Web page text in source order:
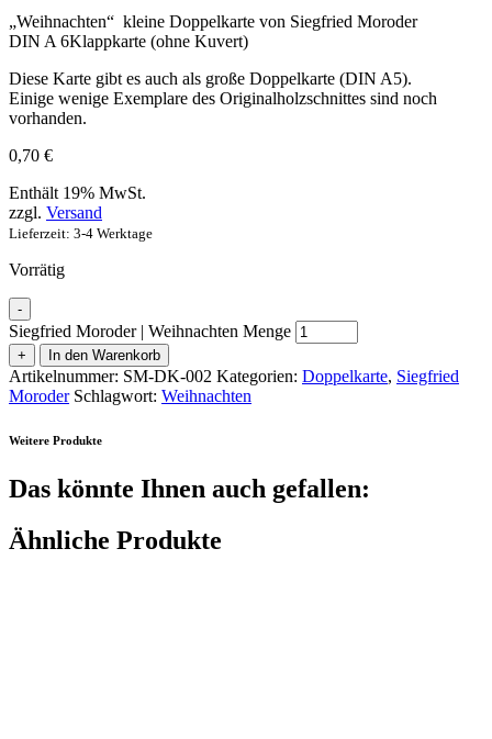
„Weihnachten“ kleine Doppelkarte von Siegfried Moroder
DIN A 6Klappkarte (ohne Kuvert)
Diese Karte gibt es auch als große Doppelkarte (DIN A5).
Einige wenige Exemplare des Originalholzschnittes sind noch
vorhanden.
0,70 €
Enthält 19% MwSt.
zzgl. Versand
Lieferzeit: 3-4 Werktage
Vorrätig
-
Siegfried Moroder | Weihnachten Menge
+ In den Warenkorb
Artikelnummer: SM-DK-002 Kategorien: Doppelkarte, Siegfried
Moroder Schlagwort: Weihnachten
Weitere Produkte
Das könnte Ihnen auch gefallen:
Ähnliche Produkte